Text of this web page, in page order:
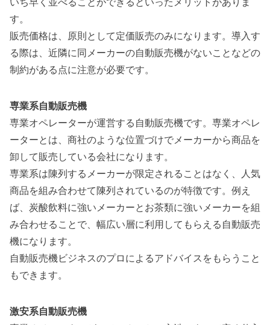
す。
販売価格は、原則として定価販売のみになります。導入す
る際は、近隣に同メーカーの自動販売機がないことなどの
制約がある点に注意が必要です。
専業系自動販売機
専業オペレーターが運営する自動販売機です。 専業オペレ
ーターとは、商社のような位置づけでメーカーから商品を
卸して販売している会社になります。
専業系は陳列するメーカーが限定されることはなく、人気
商品を組み合わせて陳列されているのが特徴です。例え
ば、炭酸飲料に強いメーカーとお茶類に強いメーカーを組
み合わせることで、幅広い層に利用してもらえる自動販売
機になります。
自動販売機ビジネスのプロによるアドバイスをもらうこと
もできます。
激安系自動販売機